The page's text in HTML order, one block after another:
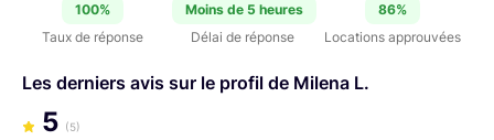
100%
Taux de réponse
Moins de 5 heures
Délai de réponse
86%
Locations approuvées
Les derniers avis sur le profil de Milena L.
5 (5)